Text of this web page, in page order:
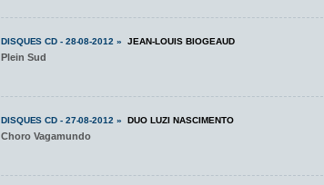
DISQUES CD - 28-08-2012 » JEAN-LOUIS BIOGEAUD
Plein Sud
DISQUES CD - 27-08-2012 » DUO LUZI NASCIMENTO
Choro Vagamundo